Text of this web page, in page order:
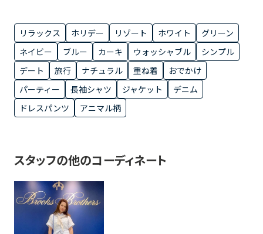
リラックス ホリデー リゾート ホワイト
グリーン
ネイビー
ブルー カーキ ウォッシャブル
シンプル
デート
旅行 ナチュラル 重ね着
おでかけ
パーティー
長袖シャツ ジャケット
デニム
ドレスパンツ
アニマル柄
スタッフの他のコーディネート